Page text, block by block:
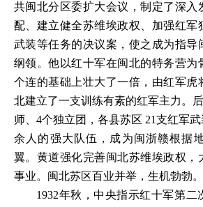
共闽北分区委扩大会议，制定了深入
配、建立健全苏维埃政权、加强红军
武装等任务的决议案，使之成为指导
纲领。他以红十军在闽北的特务营为
个连的基础上壮大了一倍，由红军虎
北建立了一支训练有素的红军主力。
师、4个独立团，各县苏区 21支红军
余人的强大队伍，成为闽浙赣根据
翼。黄道强化完善闽北苏维埃政权，
事业。闽北苏区百业并举，生机勃勃。
1932年秋，中央指示红十军第二